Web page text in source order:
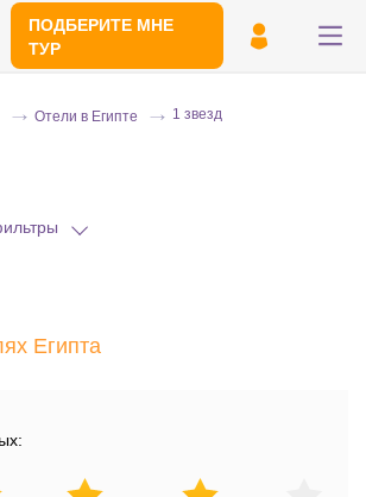
ПОДБЕРИТЕ МНЕ
ТУР
свой номер телефона
Отели в Египте 1 звезд
Египта